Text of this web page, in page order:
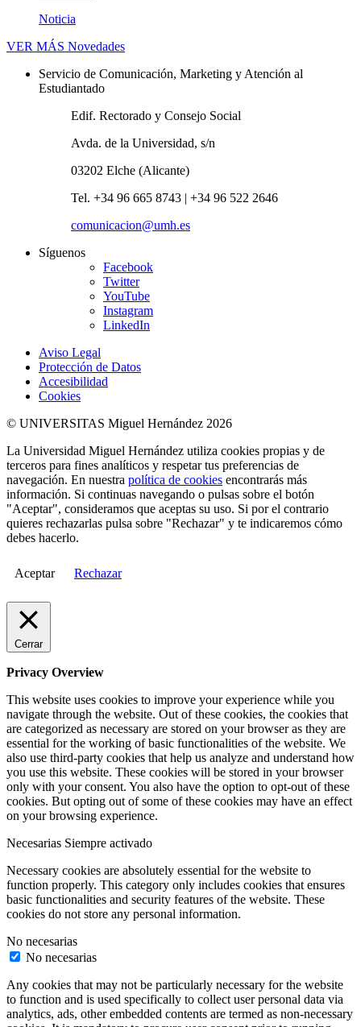
Noticia
VER MÁS Novedades
Servicio de Comunicación, Marketing y Atención al
Estudiantado
Edif. Rectorado y Consejo Social
Avda. de la Universidad, s/n
03202 Elche (Alicante)
Tel. +34 96 665 8743 | +34 96 522 2646
comunicacion@umh.es
Síguenos
Facebook
Twitter
YouTube
Instagram
LinkedIn
Aviso Legal
Protección de Datos
Accesibilidad
Cookies
© UNIVERSITAS Miguel Hernández 2026
La Universidad Miguel Hernández utiliza cookies propias y de
terceros para fines analíticos y respetar tus preferencias de
navegación. En nuestra política de cookies encontrarás más
información. Si continuas navegando o pulsas sobre el botón
"Aceptar", consideramos que aceptas su uso. Si por el contrario
quieres rechazarlas pulsa sobre "Rechazar" y te indicaremos cómo
debes hacerlo.
Aceptar Rechazar
Cerrar
Privacy Overview
This website uses cookies to improve your experience while you
navigate through the website. Out of these cookies, the cookies that
are categorized as necessary are stored on your browser as they are
essential for the working of basic functionalities of the website. We
also use third-party cookies that help us analyze and understand how
you use this website. These cookies will be stored in your browser
only with your consent. You also have the option to opt-out of these
cookies. But opting out of some of these cookies may have an effect
on your browsing experience.
Necesarias Siempre activado
Necessary cookies are absolutely essential for the website to
function properly. This category only includes cookies that ensures
basic functionalities and security features of the website. These
cookies do not store any personal information.
No necesarias
No necesarias
Any cookies that may not be particularly necessary for the website
to function and is used specifically to collect user personal data via
analytics, ads, other embedded contents are termed as non-necessary